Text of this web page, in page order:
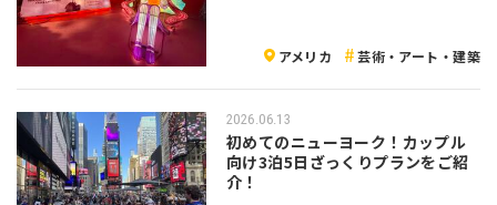
アメリカ 芸術・アート・建築
2026.06.13
初めてのニューヨーク！カップル
向け3泊5日ざっくりプランをご紹
介！